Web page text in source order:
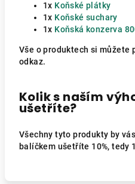
1x Koňské plátky
1x Koňské suchary
1x Koňská konzerva
Vše o produktech si můžete
odkaz.
Kolik s naším
ušetříte?
Všechny tyto produkty by
balíčkem ušetříte 10%, tedy